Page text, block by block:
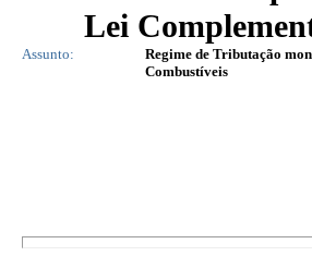
Lei
Assunto:
Regime de Tributação
Combustíveis